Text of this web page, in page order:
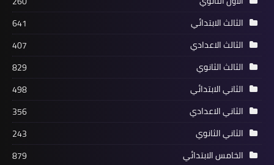
الثالث الابتدائي
641
الثالث الاعدادي
407
الثالث الثانوي
829
الثاني الابتدائي
498
الثاني الاعدادي
356
الثاني الثانوي
243
الخامس الابتدائي
879